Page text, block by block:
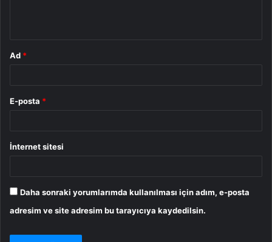
Ad *
E-posta *
İnternet sitesi
Daha sonraki yorumlarımda kullanılması için adım, e-posta
adresim ve site adresim bu tarayıcıya kaydedilsin.